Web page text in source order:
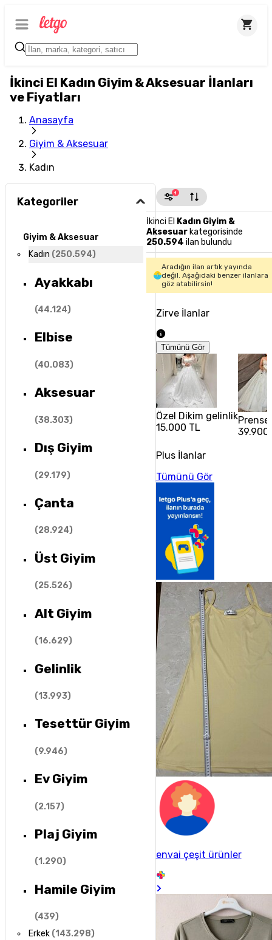
İkinci El Kadın Giyim & Aksesuar İlanları
ve Fiyatları
Anasayfa
Giyim & Aksesuar
Kadın
Kategoriler
Giyim & Aksesuar
Kadın (250.594)
Ayakkabı
(44.124)
Elbise
(40.083)
Aksesuar
(38.303)
Dış Giyim
(29.179)
Çanta
(28.924)
Üst Giyim
(25.526)
Alt Giyim
(16.629)
Gelinlik
(13.993)
Tesettür Giyim
(9.946)
Ev Giyim
(2.157)
Plaj Giyim
(1.290)
Hamile Giyim
(439)
Erkek (143.298)
1
İkinci El Kadın Giyim &
Aksesuarkategorisinde
250.594 ilan bulundu
Aradığın ilan artık yayında
değil. Aşağıdaki benzer ilanlara
göz atabilirsin!
Zirve İlanlar
Tümünü Gör
Özel Dikim gelinlik
15.000 TL
39.900
Plus İlanlar
Tümünü Gör
envai çeşit ürünler